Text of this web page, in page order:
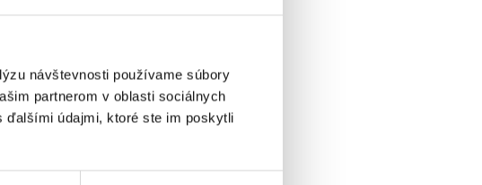
návštevnosti používame súbory
partnerom v oblasti sociálnych
ďalšími údajmi, ktoré ste im poskytli